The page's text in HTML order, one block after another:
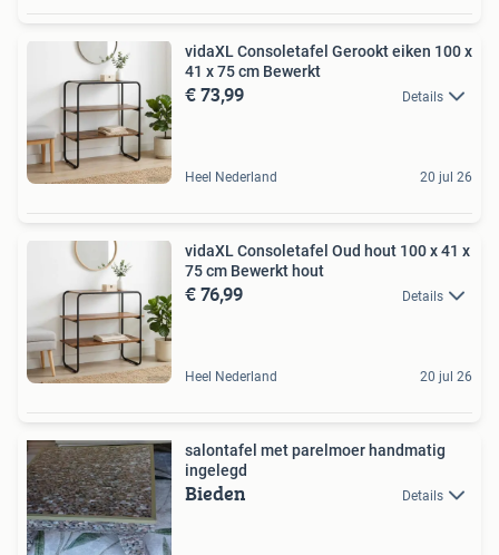
vidaXL Consoletafel Gerookt eiken 100 x
41 x 75 cm Bewerkt
€ 73,99 Details
Heel Nederland 20 jul 26
vidaXL Consoletafel Oud hout 100 x 41 x
75 cm Bewerkt hout
€ 76,99 Details
Heel Nederland 20 jul 26
salontafel met parelmoer handmatig
ingelegd
Bieden Details